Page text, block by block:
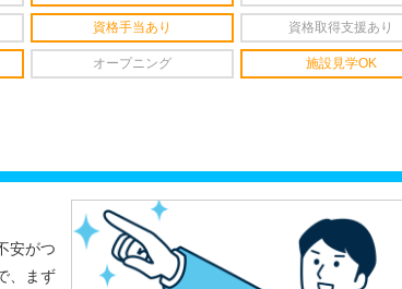
資格手当あり 資格取得支援あり
オープニング 施設見学OK
安がつ
、まず